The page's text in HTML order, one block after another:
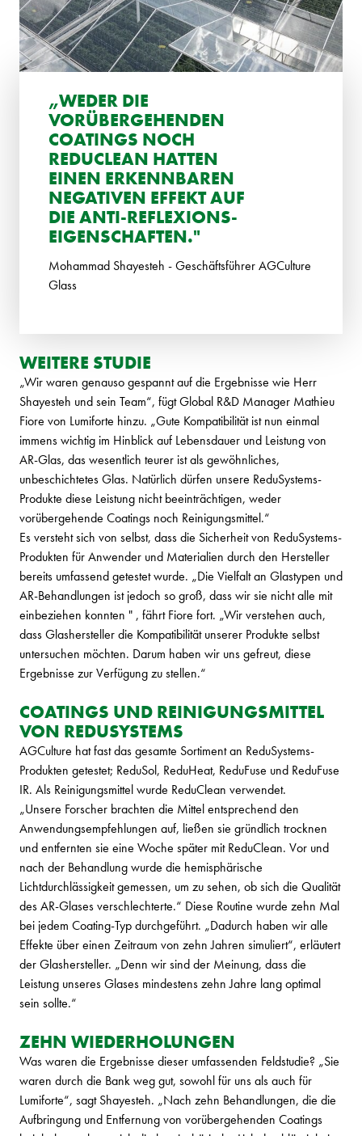
„WEDER DIE
VORÜBERGEHENDEN
COATINGS NOCH
REDUCLEAN HATTEN
EINEN ERKENNBAREN
NEGATIVEN EFFEKT AUF
DIE ANTI-REFLEXIONS-
EIGENSCHAFTEN."
Mohammad Shayesteh - Geschäftsführer AGCulture
Glass
WEITERE STUDIE
„Wir waren genauso gespannt auf die Ergebnisse wie Herr
Shayesteh und sein Team“, fügt Global R&D Manager Mathieu
Fiore von Lumiforte hinzu. „Gute Kompatibilität ist nun einmal
immens wichtig im Hinblick auf Lebensdauer und Leistung von
AR-Glas, das wesentlich teurer ist als gewöhnliches,
unbeschichtetes Glas. Natürlich dürfen unsere ReduSystems-
Produkte diese Leistung nicht beeinträchtigen, weder
vorübergehende Coatings noch Reinigungsmittel.“
Es versteht sich von selbst, dass die Sicherheit von ReduSystems-
Produkten für Anwender und Materialien durch den Hersteller
bereits umfassend getestet wurde. „Die Vielfalt an Glastypen und
AR-Behandlungen ist jedoch so groß, dass wir sie nicht alle mit
einbeziehen konnten " , fährt Fiore fort. „Wir verstehen auch,
dass Glashersteller die Kompatibilität unserer Produkte selbst
untersuchen möchten. Darum haben wir uns gefreut, diese
Ergebnisse zur Verfügung zu stellen.“
COATINGS UND REINIGUNGSMITTEL
VON REDUSYSTEMS
AGCulture hat fast das gesamte Sortiment an ReduSystems-
Produkten getestet; ReduSol, ReduHeat, ReduFuse und ReduFuse
IR. Als Reinigungsmittel wurde ReduClean verwendet.
„Unsere Forscher brachten die Mittel entsprechend den
Anwendungsempfehlungen auf, ließen sie gründlich trocknen
und entfernten sie eine Woche später mit ReduClean. Vor und
nach der Behandlung wurde die hemisphärische
Lichtdurchlässigkeit gemessen, um zu sehen, ob sich die Qualität
des AR-Glases verschlechterte.“ Diese Routine wurde zehn Mal
bei jedem Coating-Typ durchgeführt. „Dadurch haben wir alle
Effekte über einen Zeitraum von zehn Jahren simuliert“, erläutert
der Glashersteller. „Denn wir sind der Meinung, dass die
Leistung unseres Glases mindestens zehn Jahre lang optimal
sein sollte.“
ZEHN WIEDERHOLUNGEN
Was waren die Ergebnisse dieser umfassenden Feldstudie? „Sie
waren durch die Bank weg gut, sowohl für uns als auch für
Lumiforte“, sagt Shayesteh. „Nach zehn Behandlungen, die die
Aufbringung und Entfernung von vorübergehenden Coatings